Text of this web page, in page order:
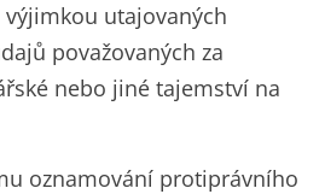
utajovaných
považovaných za
nebo jiné tajemství na
oznamování protiprávního